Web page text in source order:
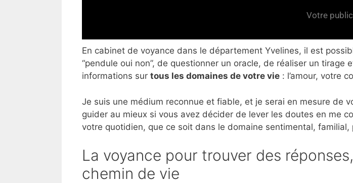
Votre
En cabinet de voyance dans le département Yvelines, il est
“pendule oui non”, de questionner un oracle, de réaliser un
informations sur tous les domaines de votre vie : l’amour, votre
Je suis une médium reconnue et fiable, et je serai en mesure de
guider au mieux si vous avez décider de lever les doutes en me
votre quotidien, que ce soit dans le domaine sentimental, familial,
La voyance pour trouver des
chemin de vie